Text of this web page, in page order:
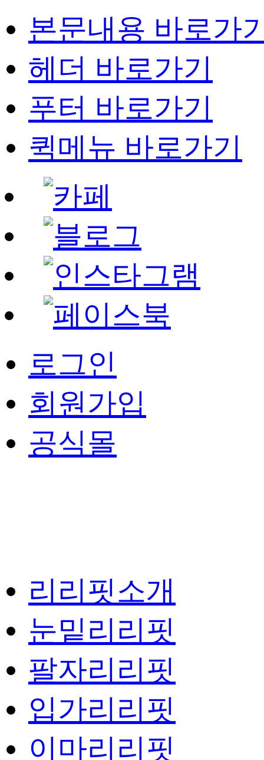
본문내용 바로가
헤더 바로가기
푸터 바로가기
퀵메뉴 바로가기
로그인
회원가입
공식몰
리리핏소개
눈밑리리핏
팔자리리핏
입가리리핏
이마리리핏